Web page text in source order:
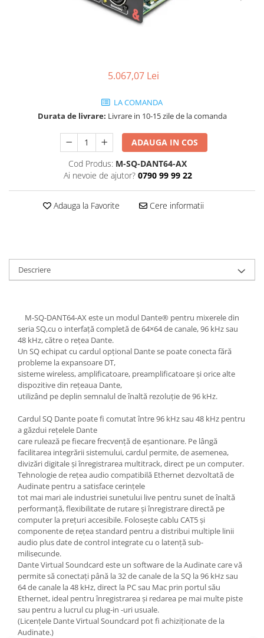
Monitoare de scena
Subwoofere Active
Subwoofere Pasive
Cabluri si conectori
Accesorii pt. Cabluri
Adaptoare Audio
Cabluri Audio cu Conectori
Stage Box Multicore
Casti
DI Box
Interfete audio
Microfoane
Accesorii pentru Microfoane
Headset-uri si lavaliere
Microfoane de captura
Microfoane pentru instrumente
Microfoane USB - Podcast, Gaming
Seturi de microfoane
Sisteme wireless
Mixere
Accesorii mixere
Mixere analogice
Mixere digitale
Mixere pentru DJ
Monitorizare In-Ear
Stative pentru Boxe
Stative pentru Microfoane
Moving head-uri – Spot
5.067,07 Lei
LA COMANDA
Durata de livrare: Livrare in 10-15 zile de la comanda
ADAUGA IN COS
Cod Produs: M-SQ-DANT64-AX
Ai nevoie de ajutor? 0790 99 99 22
Adauga la Favorite Cere informatii
Descriere
M-SQ-DANT64-AX este un modul Dante® pentru mixerele din
seria SQ,cu o interfață completă de 64×64 de canale, 96 kHz sau
48 kHz, către o rețea Dante.
Un SQ echipat cu cardul opțional Dante se poate conecta fără
probleme la expansoare DT,
sisteme wireless, amplificatoare, preamplificatoare și orice alte
dispozitive din rețeaua Dante,
utilizând pe deplin semnalul de înaltă rezoluție de 96 kHz.
Cardul SQ Dante poate fi comutat între 96 kHz sau 48 kHz pentru
a găzdui rețelele Dante
care rulează pe fiecare frecvență de eșantionare. Pe lângă
facilitarea integrării sistemului, cardul permite, de asemenea,
divizări digitale și înregistrarea multitrack, direct pe un computer.
Tehnologie de rețea audio compatibilă Ethernet dezvoltată de
Audinate pentru a satisface cerințele
tot mai mari ale industriei sunetului live pentru sunet de înaltă
performanță, flexibilitate de rutare și înregistrare directă pe
computer la prețuri accesibile. Folosește cablu CAT5 și
componente de rețea standard pentru a distribui multiple linii
audio plus date de control integrate cu o latență sub-
milisecunde.
Dante Virtual Soundcard este un software de la Audinate care vă
permite să conectați până la 32 de canale de la SQ la 96 kHz sau
64 de canale la 48 kHz, direct la PC sau Mac prin portul său
Ethernet, ideal pentru înregistrarea și redarea pe mai multe piste
sau pentru a lucrul cu plug-in -uri usuale.
(Licențele Dante Virtual Soundcard pot fi achiziționate de la
Audinate.)